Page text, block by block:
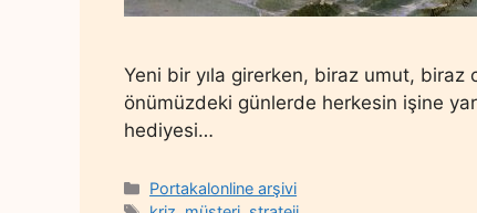
Yeni bir yıla girerken, biraz umut, biraz
önümüzdeki günlerde herkesin işine
hediyesi…
Categories
Portakalonline arşivi